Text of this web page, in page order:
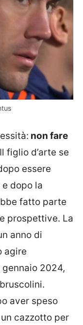
non fare
Il figlio d’arte se
essere
dopo la
fatto parte
prospettive. La
anno di
agire
gennaio 2024,
aver speso
cazzotto per